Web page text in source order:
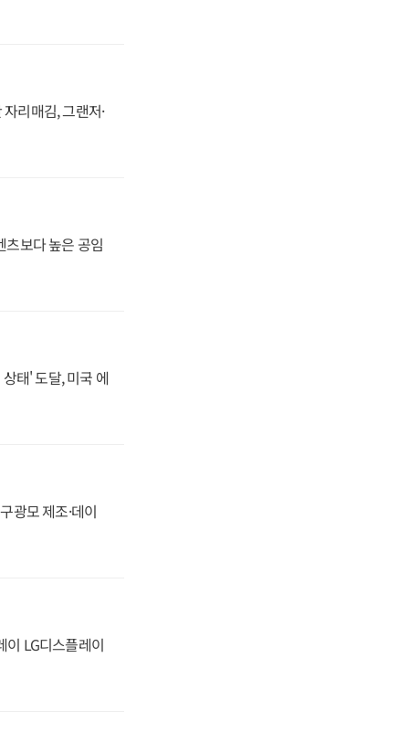
리매김, 그랜저·
츠보다 높은 공임
태' 도달, 미국 에
광모 제조·데이
LG디스플레이